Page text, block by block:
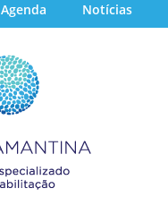
Agenda Notícias